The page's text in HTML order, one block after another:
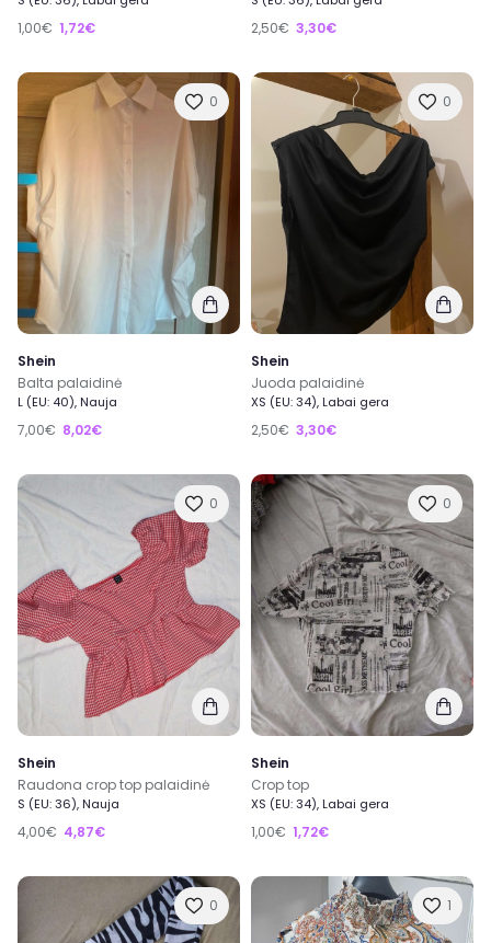
1,00€ 1,72€ 2,50€ 3,30€
0
Shein
Balta palaidinė
L (EU: 40), Nauja
7,00€ 8,02€
0
Shein
Juoda palaidinė
XS (EU: 34), Labai gera
2,50€ 3,30€
0
Shein
Raudona crop top palaidinė
S (EU: 36), Nauja
4,00€ 4,87€
0
Shein
Crop top
XS (EU: 34), Labai gera
1,00€ 1,72€
0 1